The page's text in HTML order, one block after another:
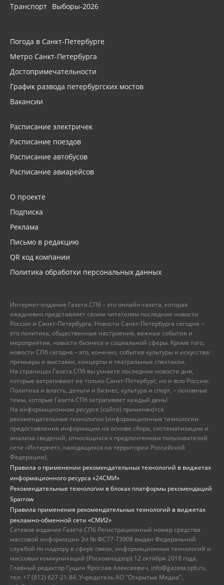
Транспорт Выборы-2026
Погода в Санкт-Петербурге
Метро Санкт-Петербурга
Достопримечательности
График развода петербургских мостов
Вакансии
Расписание электричек
Расписание поездов
Расписание автобусов
Расписание авиарейсов
О проекте
Подписка
Реклама
Письмо в редакцию
QR код компании
Политика обработки персональных данных
Интернет-издание Газета.СПб – это онлайн-газета, которая
ежедневно представляет своим читателям последние новости
России и Санкт-Петербурга. Новости Санкт-Петербурга сегодня –
это политика, общественные настроения, важные события и
мероприятия, новости бизнеса и социальной сферы. Кроме того,
новости СПб сегодня – это, конечно, события культуры и искусства:
премьеры и выставки, концерты и театральные спектакли.
На страницах Газета.СПб вы узнаете последние новости дня,
которые затрагивают не только Санкт-Петербург, но и всю Россию.
Политика и власть, деньги и бизнес, культура и спорт, – основные
темы, которые Газета.СПб затрагивает каждый день!
На информационном ресурсе (сайте) применяются
рекомендательные технологии (информационные технологии
предоставления информации на основе сбора, систематизации и
анализа сведений, относящихся к предпочтениям пользователей
сети «Интернет», находящихся на территории Российской
Федерации).
Правила о применении рекомендательных технологий в виджетах
информационного ресурса «24СМИ»
Рекомендательные технологии в блоках платформы рекомендаций
Sparrow
Правила применения рекомендательных технологий в виджетах
рекламно-обменной сети «СМИ2»
Сетевое издание Газета.СПб Регистрационный номер средства
массовой информации Эл № ФС77-73908 выдан Федеральной
службой по надзору в сфере связи, информационных технологий и
массовых коммуникаций (Роскомнадзор) 12 октября 2018 года.
Главный редактор Гущин Ярослав Алексеевич, info@gazeta.spb.ru,
тел: +7 (812) 627-21-84. Учредитель АО "Открытые Медиа",